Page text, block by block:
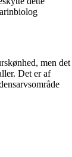
men det
Det er af